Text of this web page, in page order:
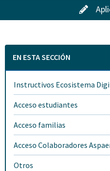
EN ESTA SECCIÓN
Instructivos Ecosistema
Acceso estudiantes
Acceso familias
Acceso Colaboradores
Otros